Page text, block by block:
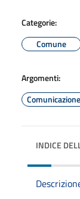
Categorie:
Comune
Argomenti:
INDICE